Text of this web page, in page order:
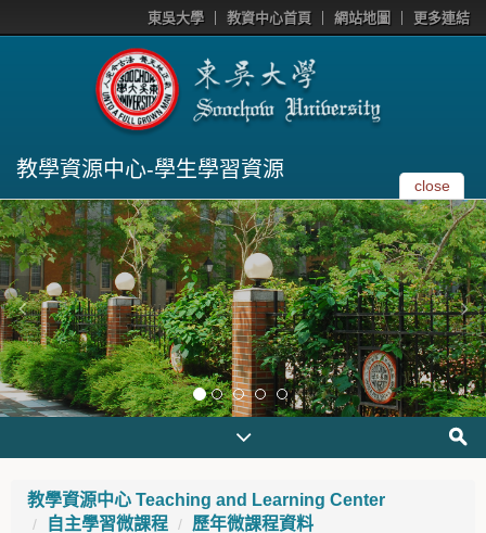
東吳大學 教資中心首頁 網站地圖 更多連結
教學資源中心-學生學習資源
close
教學資源中心 Teaching and Learning Center
自主學習微課程
歷年微課程資料